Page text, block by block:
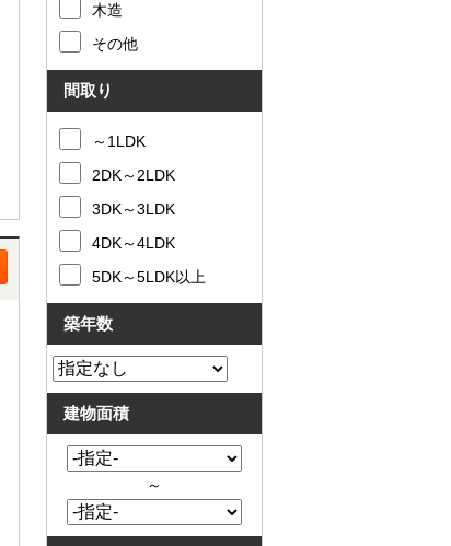
木造
その他
間取り
～1LDK
2DK～2LDK
3DK～3LDK
4DK～4LDK
5DK～5LDK以上
築年数
建物面積
～